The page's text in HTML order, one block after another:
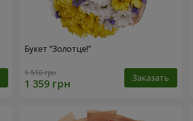
Букет "Золотце!"
1 510 грн Заказать